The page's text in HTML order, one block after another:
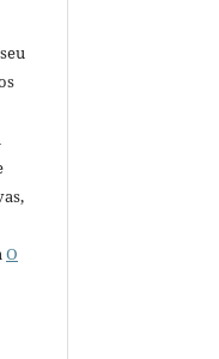
O